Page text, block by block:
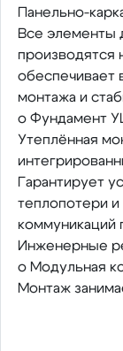
Панельно-
Все элементы
производятся
обеспечивает
монтажа и
o Фундамент
Утеплённая
Гарантирует
теплопотери
коммуникаций
Инженерные
o Модульная
Монтаж